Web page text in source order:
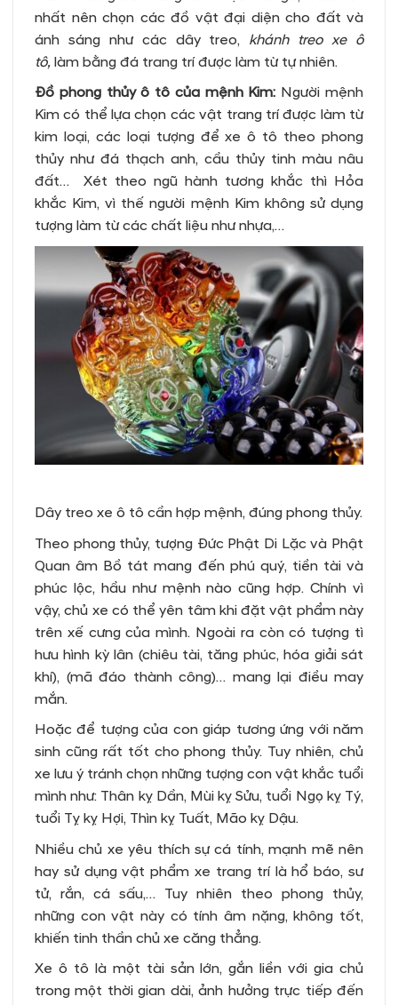
nhất nên chọn các đồ vật đại diện cho đất và
ánh sáng như các dây treo, khánh treo xe ô
tô, làm bằng đá trang trí được làm từ tự nhiên.
Đồ phong thủy ô tô của mệnh Kim: Người mệnh
Kim có thể lựa chọn các vật trang trí được làm từ
kim loại, các loại tượng để xe ô tô theo phong
thủy như đá thạch anh, cầu thủy tinh màu nâu
đất… Xét theo ngũ hành tương khắc thì Hỏa
khắc Kim, vì thế người mệnh Kim không sử dụng
tượng làm từ các chất liệu như nhựa,…
Dây treo xe ô tô cần hợp mệnh, đúng phong thủy.
Theo phong thủy, tượng Đức Phật Di Lặc và Phật
Quan âm Bồ tát mang đến phú quý, tiền tài và
phúc lộc, hầu như mệnh nào cũng hợp. Chính vì
vậy, chủ xe có thể yên tâm khi đặt vật phẩm này
trên xế cưng của mình. Ngoài ra còn có tượng tì
hưu hình kỳ lân (chiêu tài, tăng phúc, hóa giải sát
khí), (mã đáo thành công)… mang lại điều may
mắn.
Hoặc để tượng của con giáp tương ứng với năm
sinh cũng rất tốt cho phong thủy. Tuy nhiên, chủ
xe lưu ý tránh chọn những tượng con vật khắc tuổi
mình như: Thân kỵ Dần, Mùi kỵ Sửu, tuổi Ngọ kỵ Tý,
tuổi Tỵ kỵ Hợi, Thìn kỵ Tuất, Mão kỵ Dậu.
Nhiều chủ xe yêu thích sự cá tính, mạnh mẽ nên
hay sử dụng vật phẩm xe trang trí là hổ báo, sư
tử, rắn, cá sấu,… Tuy nhiên theo phong thủy,
những con vật này có tính âm nặng, không tốt,
khiến tinh thần chủ xe căng thẳng.
Xe ô tô là một tài sản lớn, gắn liền với gia chủ
trong một thời gian dài, ảnh hưởng trực tiếp đến